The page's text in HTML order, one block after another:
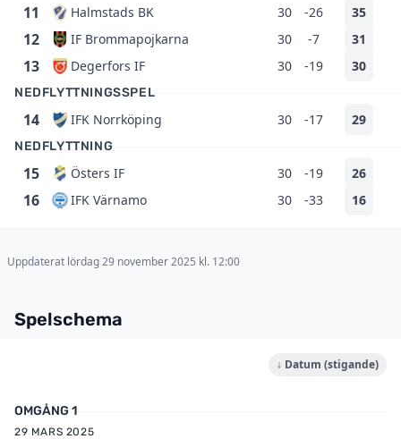
11 Halmstads BK 30 -26 35
12 IF Brommapojkarna 30 -7 31
13 Degerfors IF 30 -19 30
NEDFLYTTNINGSSPEL
14 IFK Norrköping 30 -17 29
NEDFLYTTNING
15 Östers IF 30 -19 26
16 IFK Värnamo 30 -33 16
Uppdaterat lördag 29 november 2025 kl. 12:00
Spelschema
↓ Datum (stigande)
OMGÅNG 1
29 MARS 2025